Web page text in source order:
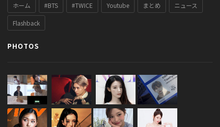
ホーム #BTS #TWICE Youtube まとめ ニュース
Flashback
PHOTOS